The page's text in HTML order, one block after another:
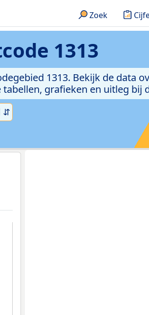
Zoek
1313
1313. Bekijk de data
grafieken en uitleg bij
⇵